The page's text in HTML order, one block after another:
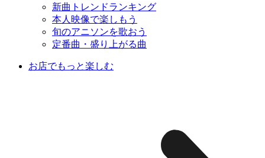
新曲トレンドランキング
本人映像で楽しもう
旬のアニソンを歌おう
定番曲・盛り上がる曲
お店でもっと楽しむ